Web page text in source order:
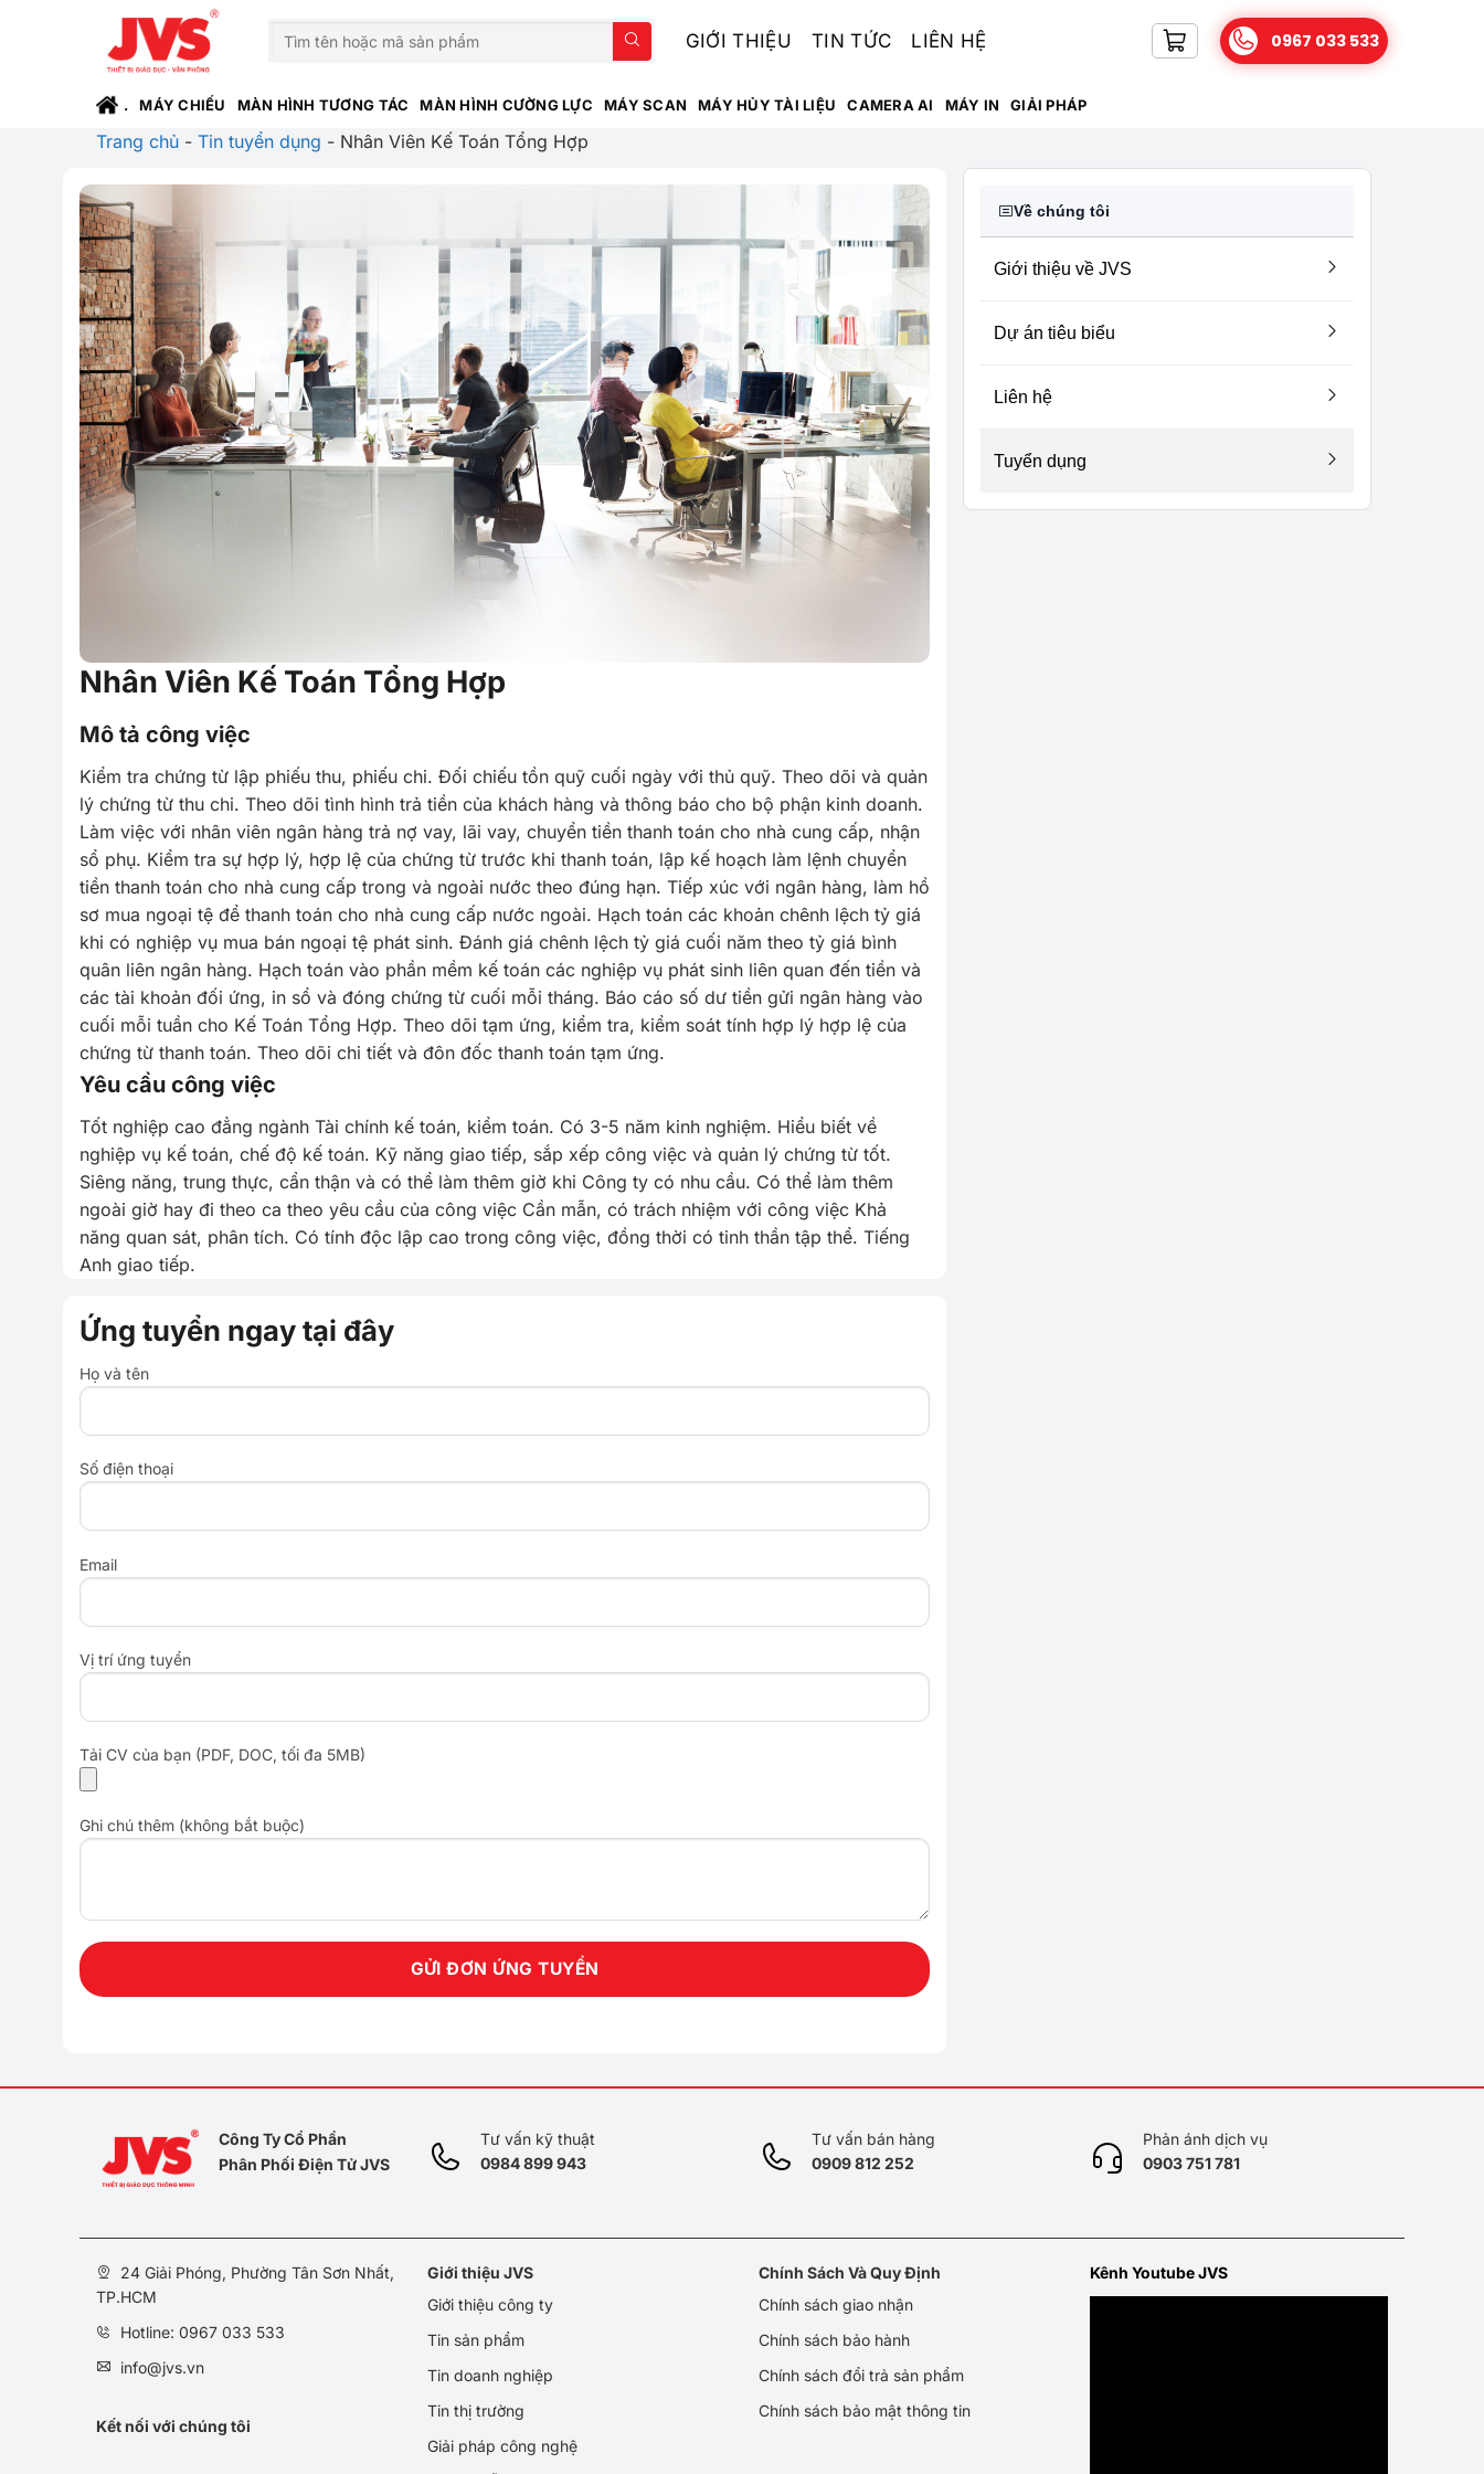
Tìm
kiếm:
GIỚI THIỆU TIN TỨC LIÊN HỆ 0967 033 533
. MÁY CHIẾU MÀN HÌNH TƯƠNG TÁC MÀN HÌNH CƯỜNG LỰC MÁY SCAN MÁY HỦY TÀI LIỆU CAMERA AI MÁY IN GIẢI PHÁP
Trang chủ - Tin tuyển dụng - Nhân Viên Kế Toán Tổng Hợp
Nhân Viên Kế Toán Tổng Hợp
Mô tả công việc
Kiểm tra chứng từ lập phiếu thu, phiếu chi. Đối chiếu tồn quỹ cuối ngày với thủ quỹ. Theo dõi và quản
lý chứng từ thu chi. Theo dõi tình hình trả tiền của khách hàng và thông báo cho bộ phận kinh doanh.
Làm việc với nhân viên ngân hàng trả nợ vay, lãi vay, chuyển tiền thanh toán cho nhà cung cấp, nhận
sổ phụ. Kiểm tra sự hợp lý, hợp lệ của chứng từ trước khi thanh toán, lập kế hoạch làm lệnh chuyển
tiền thanh toán cho nhà cung cấp trong và ngoài nước theo đúng hạn. Tiếp xúc với ngân hàng, làm hồ
sơ mua ngoại tệ để thanh toán cho nhà cung cấp nước ngoài. Hạch toán các khoản chênh lệch tỷ giá
khi có nghiệp vụ mua bán ngoại tệ phát sinh. Đánh giá chênh lệch tỷ giá cuối năm theo tỷ giá bình
quân liên ngân hàng. Hạch toán vào phần mềm kế toán các nghiệp vụ phát sinh liên quan đến tiền và
các tài khoản đối ứng, in sổ và đóng chứng từ cuối mỗi tháng. Báo cáo số dư tiền gửi ngân hàng vào
cuối mỗi tuần cho Kế Toán Tổng Hợp. Theo dõi tạm ứng, kiểm tra, kiểm soát tính hợp lý hợp lệ của
chứng từ thanh toán. Theo dõi chi tiết và đôn đốc thanh toán tạm ứng.
Yêu cầu công việc
Tốt nghiệp cao đẳng ngành Tài chính kế toán, kiểm toán. Có 3-5 năm kinh nghiệm. Hiểu biết về
nghiệp vụ kế toán, chế độ kế toán. Kỹ năng giao tiếp, sắp xếp công việc và quản lý chứng từ tốt.
Siêng năng, trung thực, cẩn thận và có thể làm thêm giờ khi Công ty có nhu cầu. Có thể làm thêm
ngoài giờ hay đi theo ca theo yêu cầu của công việc Cần mẫn, có trách nhiệm với công việc Khả
năng quan sát, phân tích. Có tính độc lập cao trong công việc, đồng thời có tinh thần tập thể. Tiếng
Anh giao tiếp.
Về chúng tôi
Giới thiệu về JVS
Dự án tiêu biểu
Liên hệ
Tuyển dụng
Ứng tuyển ngay tại đây
Họ và tên
Số điện thoại
Email
Vị trí ứng tuyển
Tải CV của bạn (PDF, DOC, tối đa 5MB)
Ghi chú thêm (không bắt buộc)
Công Ty Cổ Phần
Phân Phối Điện Tử JVS
Tư vấn kỹ thuật
0984 899 943
Tư vấn bán hàng
0909 812 252
Phản ánh dịch vụ
0903 751 781
24 Giải Phóng, Phường Tân Sơn Nhất,
TP.HCM
Hotline: 0967 033 533
info@jvs.vn
Kết nối với chúng tôi
Giới thiệu JVS
Giới thiệu công ty
Tin sản phẩm
Tin doanh nghiệp
Tin thị trường
Giải pháp công nghệ
Chính Sách Và Quy Định
Chính sách giao nhận
Chính sách bảo hành
Chính sách đổi trả sản phẩm
Chính sách bảo mật thông tin
Kênh Youtube JVS